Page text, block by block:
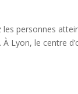
personnes
Lyon, le centre